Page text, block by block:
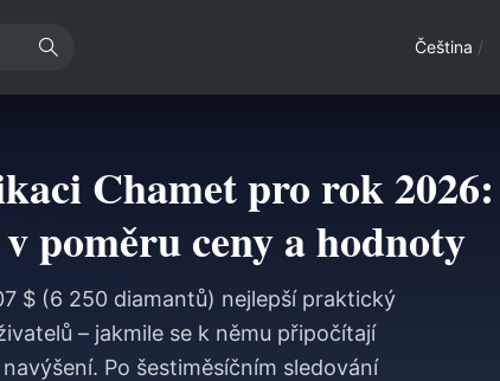
Čeština /
Chamet pro rok 2026:
poměru ceny a hodnoty
$ (6 250 diamantů) nejlepší praktický
– jakmile se k němu připočítají
Po šestiměsíčním sledování